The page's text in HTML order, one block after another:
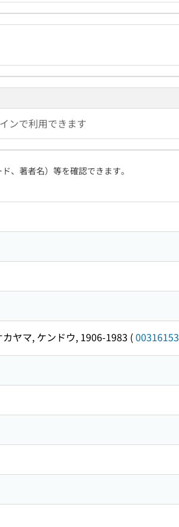
ンで利用できます
、著者名）等を確認できます。
カヤマ, ケンドウ, 1906-1983 (00316153